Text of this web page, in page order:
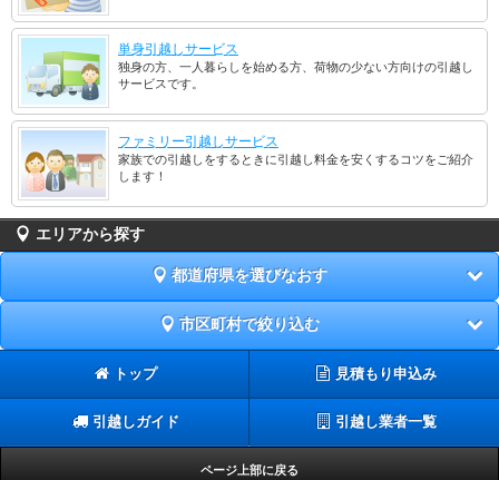
単身引越しサービス
独身の方、一人暮らしを始める方、荷物の少ない方向けの引越し
サービスです。
ファミリー引越しサービス
家族での引越しをするときに引越し料金を安くするコツをご紹介
します！
エリアから探す
都道府県を選びなおす
市区町村で絞り込む
トップ 見積もり申込み
引越しガイド 引越し業者一覧
ページ上部に戻る